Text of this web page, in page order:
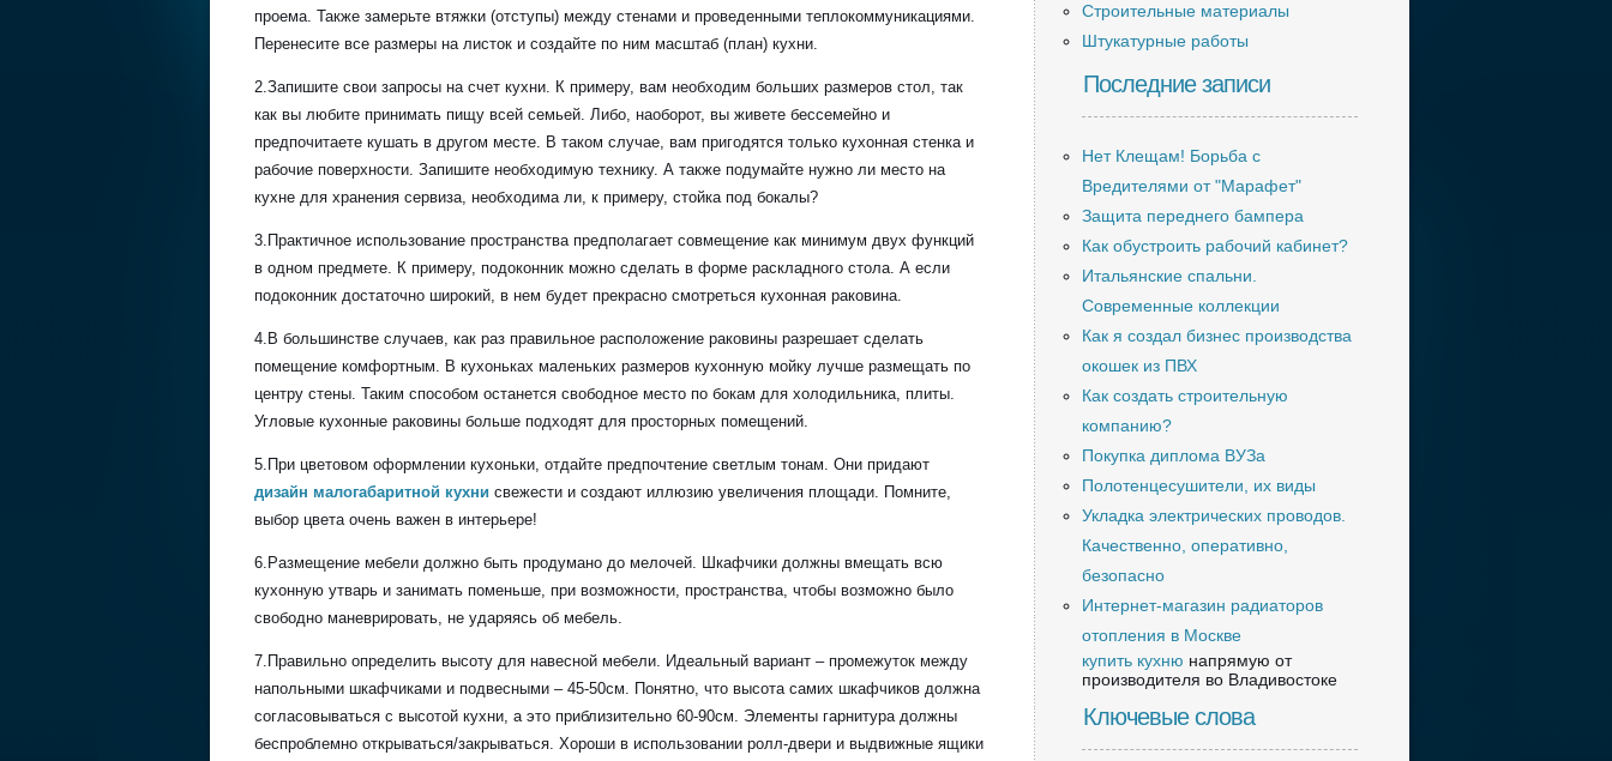
проема. Также замерьте втяжки (отступы) между стенами и проведенными теплокоммуникациями.
Перенесите все размеры на листок и создайте по ним масштаб (план) кухни.
2.Запишите свои запросы на счет кухни. К примеру, вам необходим больших размеров стол, так
как вы любите принимать пищу всей семьей. Либо, наоборот, вы живете бессемейно и
предпочитаете кушать в другом месте. В таком случае, вам пригодятся только кухонная стенка и
рабочие поверхности. Запишите необходимую технику. А также подумайте нужно ли место на
кухне для хранения сервиза, необходима ли, к примеру, стойка под бокалы?
3.Практичное использование пространства предполагает совмещение как минимум двух функций
в одном предмете. К примеру, подоконник можно сделать в форме раскладного стола. А если
подоконник достаточно широкий, в нем будет прекрасно смотреться кухонная раковина.
4.В большинстве случаев, как раз правильное расположение раковины разрешает сделать
помещение комфортным. В кухоньках маленьких размеров кухонную мойку лучше размещать по
центру стены. Таким способом останется свободное место по бокам для холодильника, плиты.
Угловые кухонные раковины больше подходят для просторных помещений.
5.При цветовом оформлении кухоньки, отдайте предпочтение светлым тонам. Они придают
дизайн малогабаритной кухни свежести и создают иллюзию увеличения площади. Помните,
выбор цвета очень важен в интерьере!
6.Размещение мебели должно быть продумано до мелочей. Шкафчики должны вмещать всю
кухонную утварь и занимать поменьше, при возможности, пространства, чтобы возможно было
свободно маневрировать, не ударяясь об мебель.
7.Правильно определить высоту для навесной мебели. Идеальный вариант – промежуток между
напольными шкафчиками и подвесными – 45-50см. Понятно, что высота самих шкафчиков должна
согласовываться с высотой кухни, а это приблизительно 60-90см. Элементы гарнитура должны
беспроблемно открываться/закрываться. Хороши в использовании ролл-двери и выдвижные ящики
Строительные материалы
Штукатурные работы
Последние записи
Нет Клещам! Борьба с
Вредителями от "Марафет"
Защита переднего бампера
Как обустроить рабочий кабинет?
Итальянские спальни.
Современные коллекции
Как я создал бизнес производства
окошек из ПВХ
Как создать строительную
компанию?
Покупка диплома ВУЗа
Полотенцесушители, их виды
Укладка электрических проводов.
Качественно, оперативно,
безопасно
Интернет-магазин радиаторов
отопления в Москве
купить кухню напрямую от
производителя во Владивостоке
Ключевые слова